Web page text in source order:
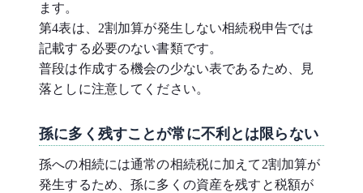
ます。
第4表は、2割加算が発生しない相続税申告では
記載する必要のない書類です。
普段は作成する機会の少ない表であるため、見
落としに注意してください。
孫に多く残すことが常に不利とは限らない
孫への相続には通常の相続税に加えて2割加算が
発生するため、孫に多くの資産を残すと税額が